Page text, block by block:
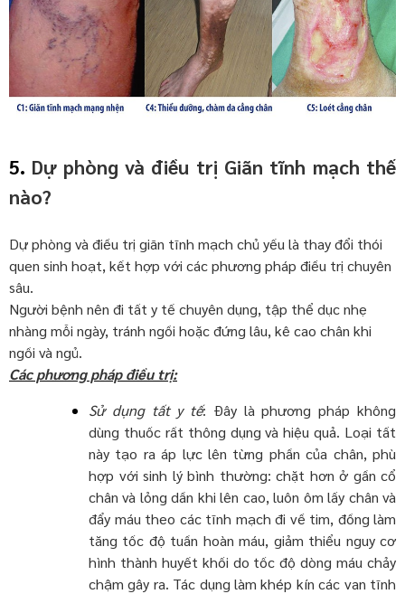
5. Dự phòng và điều trị Giãn tĩnh mạch thế
nào?
Dự phòng và điều trị giãn tĩnh mạch chủ yếu là thay đổi thói
quen sinh hoạt, kết hợp với các phương pháp điều trị chuyên
sâu.
Người bệnh nên đi tất y tế chuyên dụng, tập thể dục nhẹ
nhàng mỗi ngày, tránh ngồi hoặc đứng lâu, kê cao chân khi
ngồi và ngủ.
Các phương pháp điều trị:
Sử dụng tất y tế: Đây là phương pháp không
dùng thuốc rất thông dụng và hiệu quả. Loại tất
này tạo ra áp lực lên từng phần của chân, phù
hợp với sinh lý bình thường: chặt hơn ở gần cổ
chân và lỏng dần khi lên cao, luôn ôm lấy chân và
đẩy máu theo các tĩnh mạch đi về tim, đồng làm
tăng tốc độ tuần hoàn máu, giảm thiểu nguy cơ
hình thành huyết khối do tốc độ dòng máu chảy
chậm gây ra. Tác dụng làm khép kín các van tĩnh